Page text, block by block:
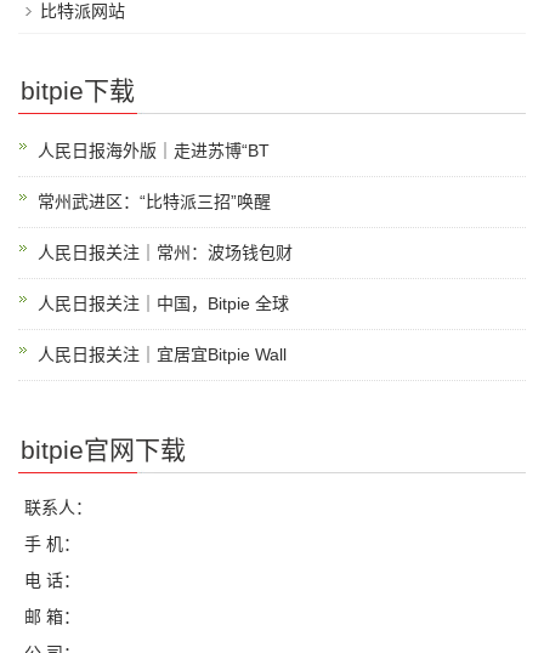
比特派网站
bitpie下载
人民日报海外版｜走进苏博“BT
常州武进区：“比特派三招”唤醒
人民日报关注｜常州：波场钱包财
人民日报关注｜中国，Bitpie 全球
人民日报关注｜宜居宜Bitpie Wall
bitpie官网下载
联系人：
手 机：
电 话：
邮 箱：